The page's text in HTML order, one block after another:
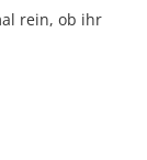
rein, ob ihr